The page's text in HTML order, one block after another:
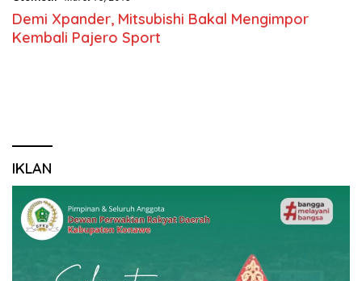
Demi Xpander, Mitsubishi Bakal Mengimpor
Kembali Pajero Sport
IKLAN